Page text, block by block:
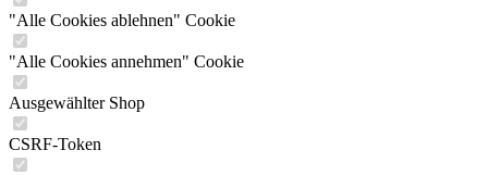
"Alle Cookies ablehnen" Cookie
"Alle Cookies annehmen" Cookie
Ausgewählter Shop
CSRF-Token